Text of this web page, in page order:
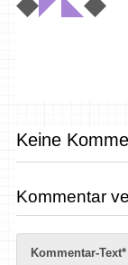
Keine
Kommentar